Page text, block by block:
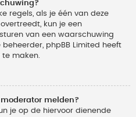
regels, als je één van deze
kun je een
van een waarschuwing
phpBB Limited heeft
te maken.
melden?
je op de hiervoor dienende